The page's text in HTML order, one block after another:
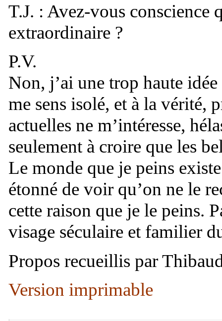
T.J. : Avez-vous conscience
extraordinaire ?
P.V.
Non, j’ai une trop haute
me sens isolé, et à la vérité,
actuelles ne m’intéresse,
seulement à croire que les
Le monde que je peins
étonné de voir qu’on ne le
cette raison que je le peins.
visage séculaire et familier
Propos recueillis par
Version imprimable